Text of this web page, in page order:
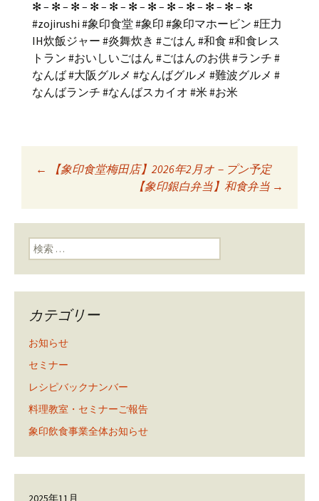
✻ – ✻ – ✻ – ✻ – ✻ – ✻ – ✻ – ✻ – ✻ – ✻ – ✻ – ✻
#zojirushi #象印食堂 #象印 #象印マホービン #圧力
IH炊飯ジャー #炎舞炊き #ごはん #和食 #和食レス
トラン #おいしいごはん #ごはんのお供 #ランチ #
なんば #大阪グルメ #なんばグルメ #難波グルメ #
なんばランチ #なんばスカイオ #米 #お米
投稿ナビゲーショ
ン
←
【象印食堂梅田店】2026年2月オ－プン予定
【象印銀白弁当】和食弁当 →
検索:
カテゴリー
お知らせ
セミナー
レシピバックナンバー
料理教室・セミナーご報告
象印飲食事業全体お知らせ
2025年11月